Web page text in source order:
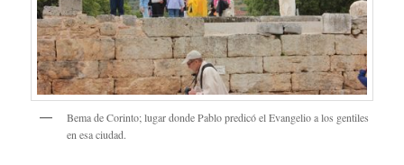
Bema de Corinto; lugar donde Pablo predicó el Evangelio a los gentiles
en esa ciudad.